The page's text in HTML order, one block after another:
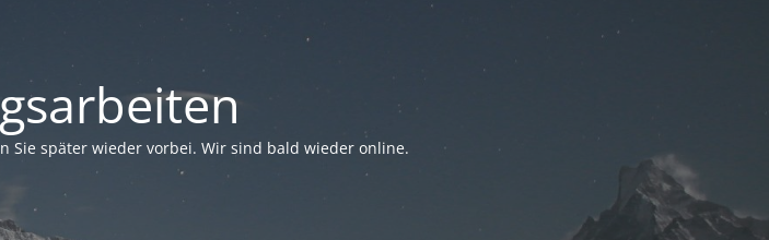
Sie später wieder vorbei. Wir sind bald wieder online.